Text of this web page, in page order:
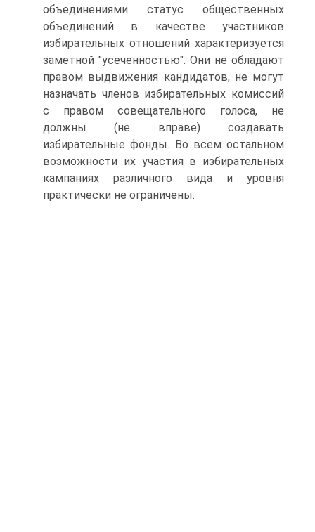
объединениями статус общественных
объединений в качестве участников
избирательных отношений характеризуется
заметной "усеченностью". Они не обладают
правом выдвижения кандидатов, не могут
назначать членов избирательных комиссий
с правом совещательного голоса, не
должны (не вправе) создавать
избирательные фонды. Во всем остальном
возможности их участия в избирательных
кампаниях различного вида и уровня
практически не ограничены.